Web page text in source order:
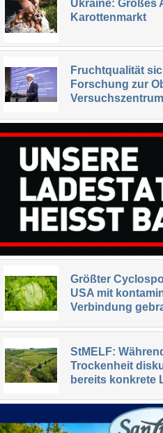
Ukraine: Großes
Karottenmarkt
Fruchtqualität
Forschung zur
Größter
USA mit
Verbindung
StMELF:
Trockenheit
bereits konkrete